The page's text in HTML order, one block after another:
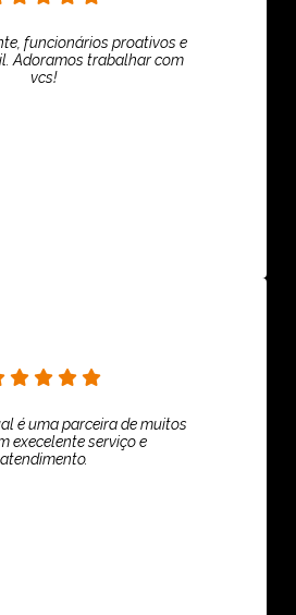
funcionários proativos e
Adoramos trabalhar com
vcs!
é uma parceira de muitos
execelente serviço e
atendimento.